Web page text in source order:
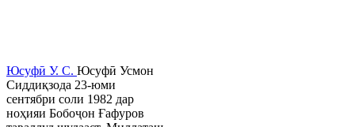
Юсуфӣ У. C. Юсуфӣ Усмон
Сиддиқзода 23-юми
сентябри соли 1982 дар
ноҳияи Бобоҷон Ғафуров